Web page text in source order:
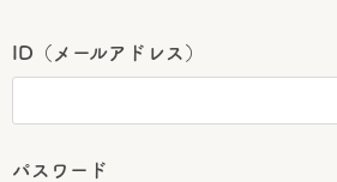
ID（メールアドレス）
パスワード